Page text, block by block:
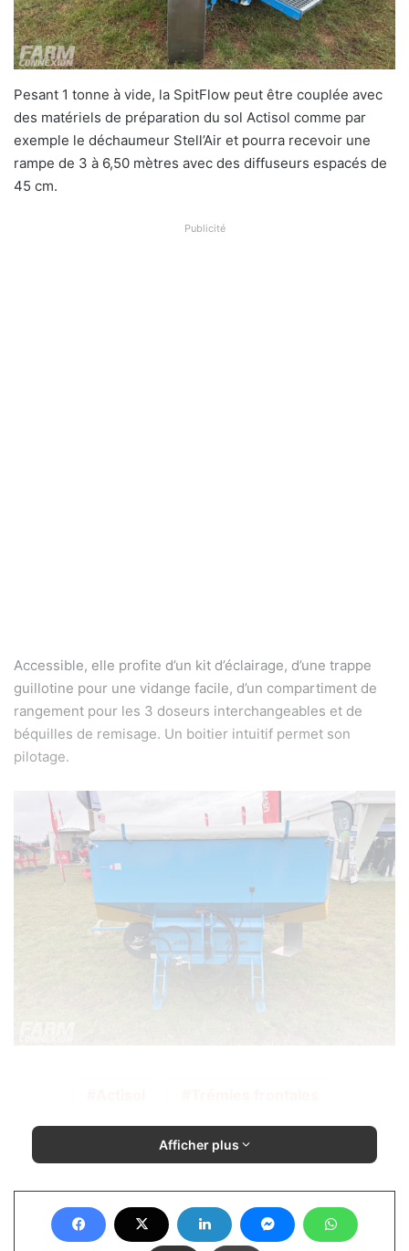
Pesant 1 tonne à vide, la SpitFlow peut être couplée avec
des matériels de préparation du sol Actisol comme par
exemple le déchaumeur Stell’Air et pourra recevoir une
rampe de 3 à 6,50 mètres avec des diffuseurs espacés de
45 cm.
Publicité
Accessible, elle profite d’un kit d’éclairage, d’une trappe
guillotine pour une vidange facile, d’un compartiment de
rangement pour les 3 doseurs interchangeables et de
béquilles de remisage. Un boitier intuitif permet son
pilotage.
Afficher plus